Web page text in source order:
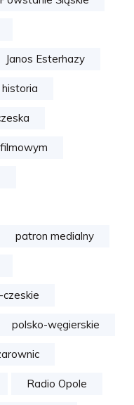
Janos Esterhazy
patron medialny
polsko-węgierskie
Radio Opole